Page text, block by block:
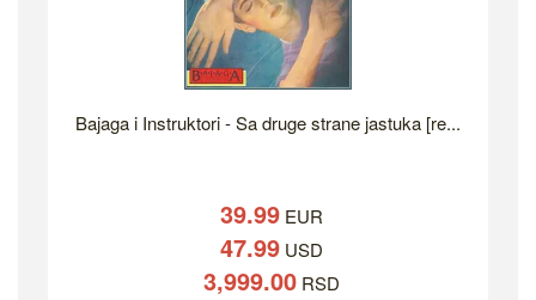
Bajaga i Instruktori - Sa druge strane jastuka [re...
39.99EUR
47.99USD
3,999.00RSD